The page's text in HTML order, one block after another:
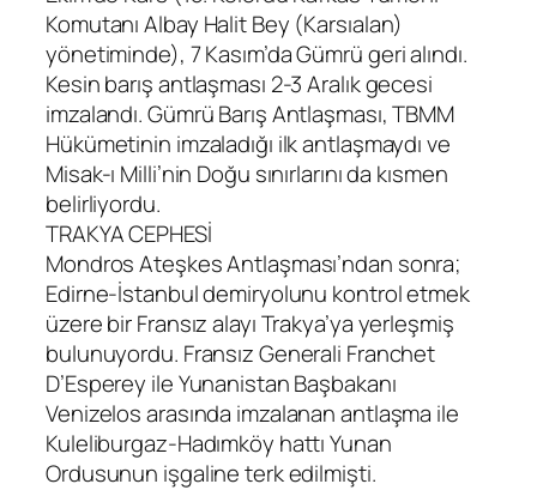
Komutanı Albay Halit Bey (Karsıalan)
yönetiminde), 7 Kasım’da Gümrü geri alındı.
Kesin barış antlaşması 2-3 Aralık gecesi
imzalandı. Gümrü Barış Antlaşması, TBMM
Hükümetinin imzaladığı ilk antlaşmaydı ve
Misak-ı Milli’nin Doğu sınırlarını da kısmen
belirliyordu.
TRAKYA CEPHESİ
Mondros Ateşkes Antlaşması’ndan sonra;
Edirne-İstanbul demiryolunu kontrol etmek
üzere bir Fransız alayı Trakya’ya yerleşmiş
bulunuyordu. Fransız Generali Franchet
D’Esperey ile Yunanistan Başbakanı
Venizelos arasında imzalanan antlaşma ile
Kuleliburgaz-Hadımköy hattı Yunan
Ordusunun işgaline terk edilmişti.